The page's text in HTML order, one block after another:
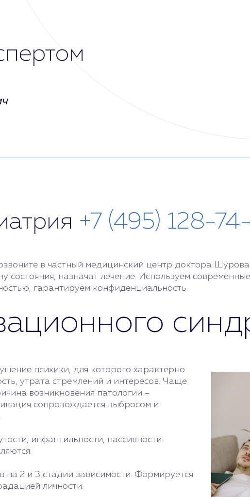
+7 (495) 128-
в частный медицинский центр доктора
состояния, назначат лечение. Используем
гарантируем конфиденциальность.
психики, для которого характерно
утрата стремлений и интересов. Чаще
возникновения патологии –
сопровождается выбросом и
инфантильности, пассивности.
на 2 и 3 стадии зависимости. Формируется
личности.